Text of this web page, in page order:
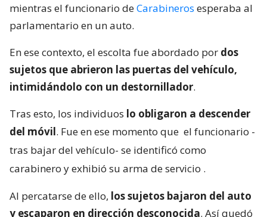
mientras el funcionario deCarabineros esperaba al
parlamentario en un auto.
En ese contexto, el escolta fue abordado por dos
sujetos que abrieron las puertas del vehículo,
intimidándolo con un destornillador.
Tras esto, los individuos lo obligaron a descender
del móvil. Fue en ese momento que el funcionario -
tras bajar del vehículo- se identificó como
carabinero y exhibió su arma de servicio .
Al percatarse de ello, los sujetos bajaron del auto
y escaparon en dirección desconocida. Así quedó